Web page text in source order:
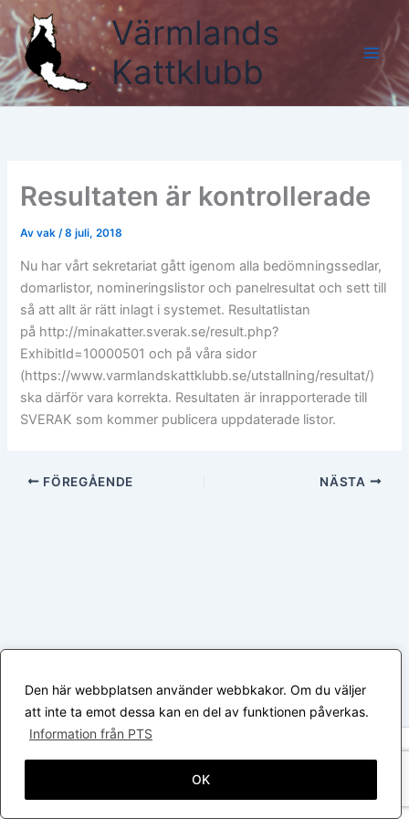
Den här webbplatsen använder webbkakor. Om du väljer
att inte ta emot dessa kan en del av funktionen påverkas.
Information från PTS
OK
Hoppa
till
innehåll
Värmlands
Kattklubb
Resultaten är kontrollerade
Avvak/8 juli, 2018
Nu har vårt sekretariat gått igenom alla bedömningssedlar,
domarlistor, nomineringslistor och panelresultat och sett till
så att allt är rätt inlagt i systemet. Resultatlistan
på http://minakatter.sverak.se/result.php?
ExhibitId=10000501 och på våra sidor
(https://www.varmlandskattklubb.se/utstallning/resultat/)
ska därför vara korrekta. Resultaten är inrapporterade till
SVERAK som kommer publicera uppdaterade listor.
FÖREGÅENDE NÄSTA
Upphovsrätt © 2026 Värmlands Kattklubb | Drivs medAstra
WordPress-tema